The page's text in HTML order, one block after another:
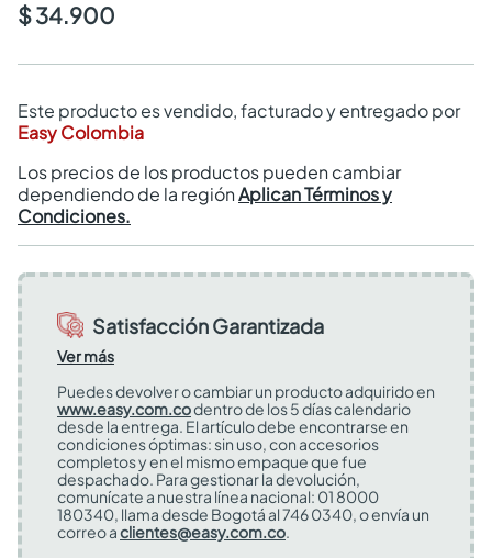
$ 34.900
Este producto es vendido, facturado y entregado por
Easy Colombia
Los precios de los productos pueden cambiar
dependiendo de la regiónAplican Términos y
Condiciones.
Satisfacción Garantizada
Ver más
Puedes devolver o cambiar un producto adquirido en
www.easy.com.codentro de los 5 días calendario
desde la entrega. El artículo debe encontrarse en
condiciones óptimas: sin uso, con accesorios
completos y en el mismo empaque que fue
despachado. Para gestionar la devolución,
comunícate a nuestra línea nacional: 01 8000
180340, llama desde Bogotá al 746 0340, o envía un
correo aclientes@easy.com.co.